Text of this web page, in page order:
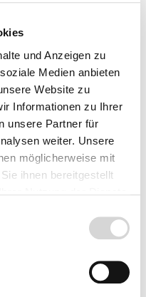
und Anzeigen zu
Medien anbieten
Website zu
Informationen zu Ihrer
unsere Partner für
weiter. Unsere
möglicherweise mit
ihnen bereitgestellt